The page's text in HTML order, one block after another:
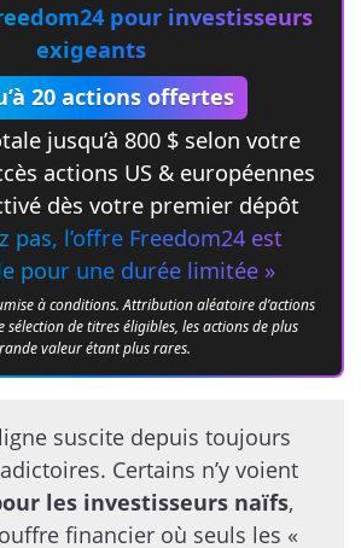
pour investisseurs
exigeants
20 actions offertes
jusqu’à 800 $ selon votre
actions US & européennes
dès votre premier dépôt
pas, l’offre Freedom24 est
pour une durée limitée »
à conditions. Attribution aléatoire d’actions
de titres éligibles, les actions de plus
valeur étant plus rares.
suscite depuis toujours
Certains n’y voient
les investisseurs naïfs,
financier où seuls les «